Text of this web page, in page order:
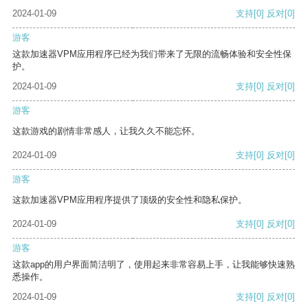
2024-01-09
支持[0] 反对[0]
游客
这款加速器VPM应用程序已经为我们带来了无限的流畅体验和安全性保
护。
2024-01-09
支持[0] 反对[0]
游客
这款游戏的剧情非常感人，让我久久不能忘怀。
2024-01-09 支持[0] 反对[0]
游客
这款加速器VPM应用程序提供了顶级的安全性和隐私保护。
2024-01-09 支持[0] 反对[0]
游客
这款app的用户界面简洁明了，使用起来非常容易上手，让我能够快速熟
悉操作。
2024-01-09
支持[0] 反对[0]